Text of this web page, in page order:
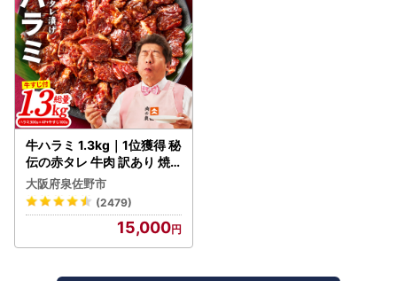
牛ハラミ 1.3kg｜1位獲得 秘
伝の赤タレ 牛肉 訳あり 焼
肉 BBQ
大阪府泉佐野市
(2479)
15,000